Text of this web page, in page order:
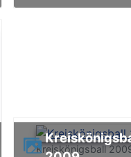
Kreiskönigsball
Kreiskönigsball